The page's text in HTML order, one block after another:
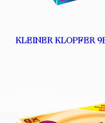
KLEINER KLOPFER